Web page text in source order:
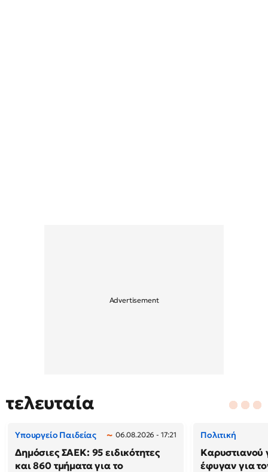
τελευταία
Υπουργείο Παιδείας 06.08.2026 - 17:21
Δημόσιες ΣΑΕΚ: 95 ειδικότητες
και 860 τμήματα για το
Πολιτική
έφυγαν για